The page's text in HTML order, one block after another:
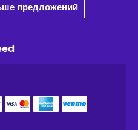
предложений